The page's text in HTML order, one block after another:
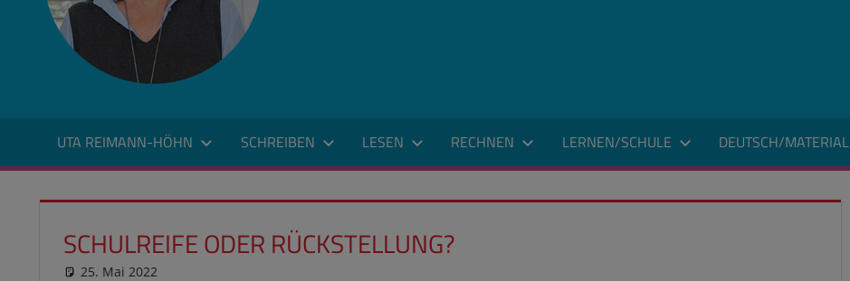
UTA REIMANN-HÖHN SCHREIBEN LESEN RECHNEN LERNEN/SCHULE DEUTSCH/MATERIAL
SCHULREIFE ODER RÜCKSTELLUNG?
25. Mai 2022